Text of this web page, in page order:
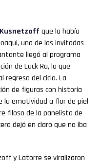
Kusnetzoff que la había
una de las invitadas
llegó al programa
de Luck Ra, lo que
regreso del ciclo. La
de figuras con historia
la emotividad a flor de piel
filoso de la panelista de
dejó en claro que no iba
y Latorre se viralizaron